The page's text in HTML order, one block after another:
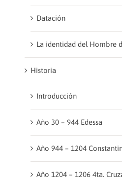
Datación
La identidad del Hombre
Historia
Introducción
Año 30 – 944 Edessa
Año 944 – 1204
Año 1204 – 1206 4ta.